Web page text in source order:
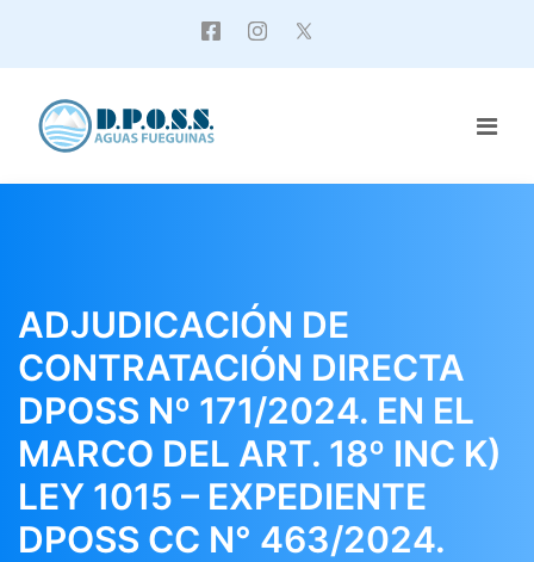
ADJUDICACIÓN DE
CONTRATACIÓN DIRECTA
DPOSS Nº 171/2024. EN EL
MARCO DEL ART. 18º INC K)
LEY 1015 – EXPEDIENTE
DPOSS CC N° 463/2024.